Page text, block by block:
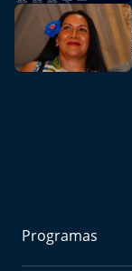
Programas